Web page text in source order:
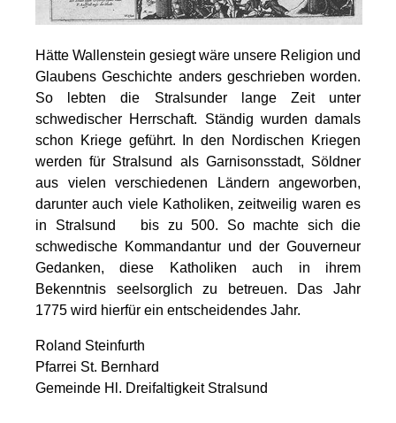
Hätte Wallenstein gesiegt wäre unsere Religion und
Glaubens Geschichte anders geschrieben worden.
So lebten die Stralsunder lange Zeit unter
schwedischer Herrschaft. Ständig wurden damals
schon Kriege geführt. In den Nordischen Kriegen
werden für Stralsund als Garnisonsstadt, Söldner
aus vielen verschiedenen Ländern angeworben,
darunter auch viele Katholiken, zeitweilig waren es
in Stralsund bis zu 500. So machte sich die
schwedische Kommandantur und der Gouverneur
Gedanken, diese Katholiken auch in ihrem
Bekenntnis seelsorglich zu betreuen. Das Jahr
1775 wird hierfür ein entscheidendes Jahr.
Roland Steinfurth
Pfarrei St. Bernhard
Gemeinde Hl. Dreifaltigkeit Stralsund